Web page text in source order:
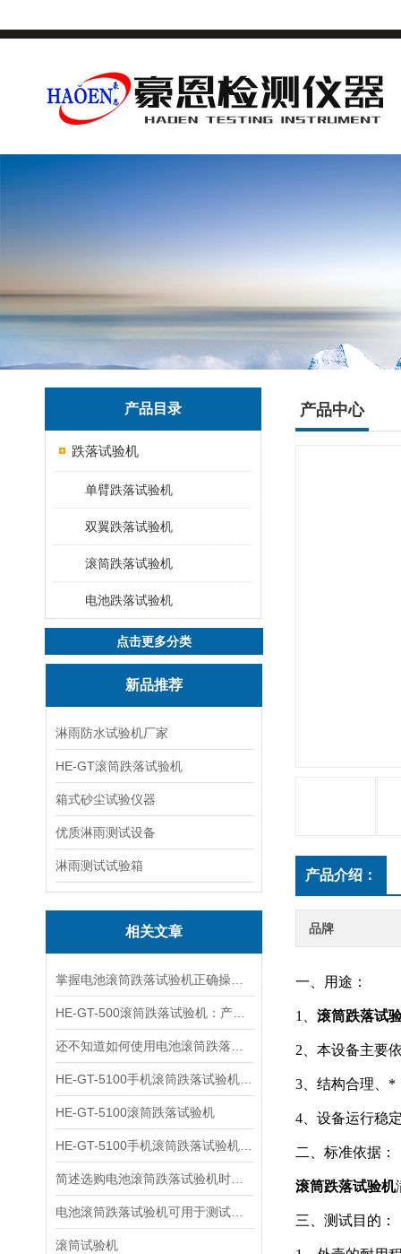
产品目录
跌落试验机
单臂跌落试验机
双翼跌落试验机
滚筒跌落试验机
电池跌落试验机
点击更多分类
新品推荐
淋雨防水试验机厂家
HE-GT滚筒跌落试验机
箱式砂尘试验仪器
优质淋雨测试设备
淋雨测试试验箱
相关文章
HE-GT-5100滚筒跌落试验机
滚筒试验机
产品中心
产品介绍：
品牌
一、用途：
1、 滚筒跌落试
2、本设备主要
3、结构合理、*
4、设备运行稳
二、标准依据：
滚筒跌落试验机
三、测试目的：